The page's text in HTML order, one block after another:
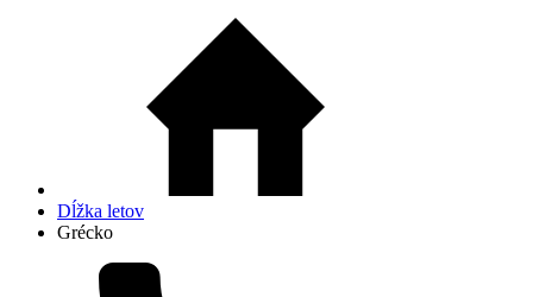
Dĺžka letov
Grécko